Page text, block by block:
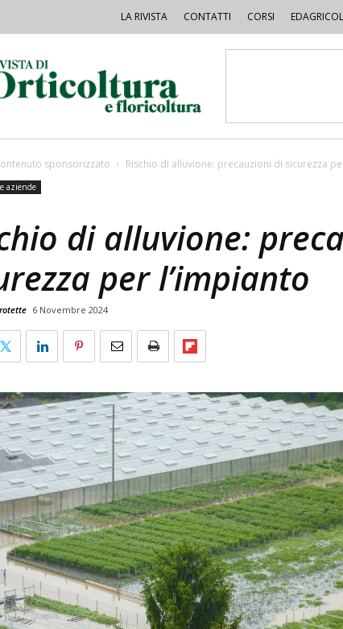
LA RIVISTA CONTATTI CORSI
sponsorizzato Rischio di alluvione: precauzioni di sicurezza
aziende
di alluvione:
per l’impianto
6 Novembre 2024